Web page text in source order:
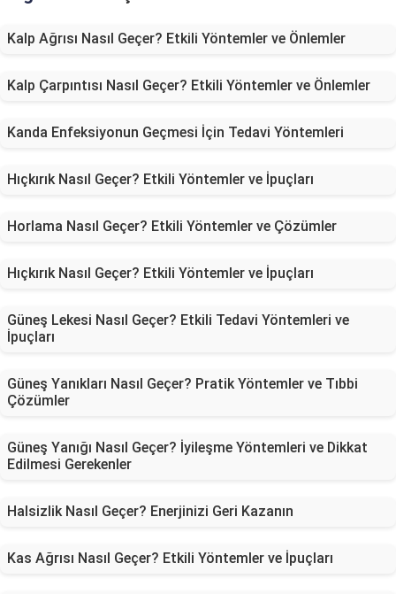
Kalp Ağrısı Nasıl Geçer? Etkili Yöntemler ve Önlemler
Kalp Çarpıntısı Nasıl Geçer? Etkili Yöntemler ve Önlemler
Kanda Enfeksiyonun Geçmesi İçin Tedavi Yöntemleri
Hıçkırık Nasıl Geçer? Etkili Yöntemler ve İpuçları
Horlama Nasıl Geçer? Etkili Yöntemler ve Çözümler
Hıçkırık Nasıl Geçer? Etkili Yöntemler ve İpuçları
Güneş Lekesi Nasıl Geçer? Etkili Tedavi Yöntemleri ve
İpuçları
Güneş Yanıkları Nasıl Geçer? Pratik Yöntemler ve Tıbbi
Çözümler
Güneş Yanığı Nasıl Geçer? İyileşme Yöntemleri ve Dikkat
Edilmesi Gerekenler
Halsizlik Nasıl Geçer? Enerjinizi Geri Kazanın
Kas Ağrısı Nasıl Geçer? Etkili Yöntemler ve İpuçları